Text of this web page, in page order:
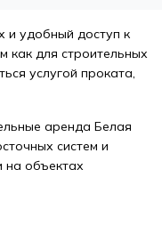
и удобный доступ к
как для строительных
услугой проката,
аренда Белая
систем и
на объектах